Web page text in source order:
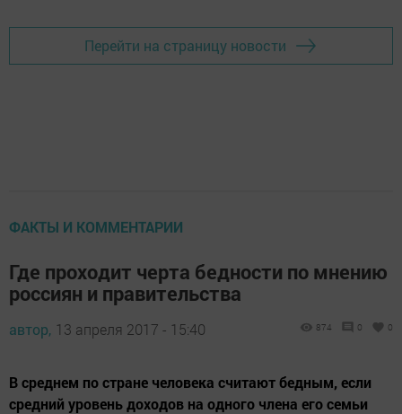
Перейти на страницу новости
ФАКТЫ И КОММЕНТАРИИ
Где проходит черта бедности по мнению
россиян и правительства
автор, 13 апреля 2017 - 15:40 874 0 0
В среднем по стране человека считают бедным, если
средний уровень доходов на одного члена его семьи